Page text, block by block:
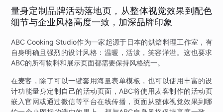
量身定制品牌活动落地页，从整体视觉效果到配色
细节与企业风格高度一致，加深品牌印象
ABC Cooking Studio作为一家起源于日本的烘焙料理工作室，有
自身明确且强烈的设计风格：温暖，活泼，笑容洋溢。这也要求
ABC的所有物料和展示页面都需要保持风格统一。
在麦客，除了可以一键套用海量表单模板，也可以使用丰富的设
计功能量身定制自己的活动页面，ABC将使用麦客制作的活动页
嵌入官网或通过微信等平台在线传播，页面从整体视觉效果到哪